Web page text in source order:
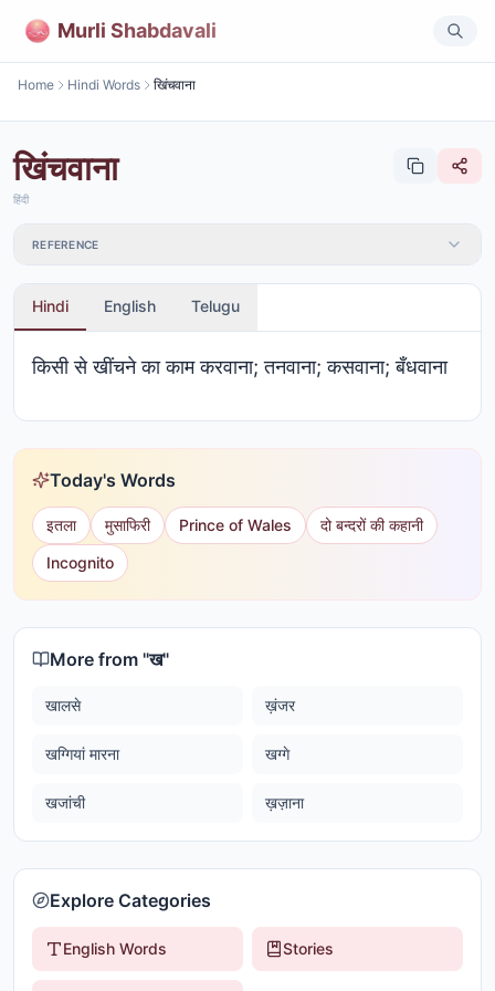
Murli Shabdavali
Home Hindi Words खिंचवाना
खिंचवाना
हिंदी
REFERENCE
Hindi English Telugu
किसी से खींचने का काम करवाना; तनवाना; कसवाना; बँधवाना
Today's Words
इतला मुसाफिरी Prince of Wales
दो बन्दरों की कहानी
Incognito
More from "ख"
खालसे ख़ंजर
खग्गियां मारना खग्गे
खजांची ख़ज़ाना
Explore Categories
English Words Stories